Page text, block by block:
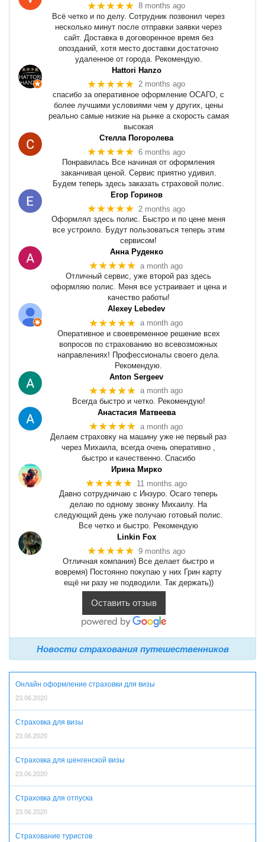
★★★★★ 8 months ago
Всё четко и по делу. Сотрудник позвонил через
несколько минут после отправки заявки через
сайт. Доставка в договоренное время без
опозданий, хотя место доставки достаточно
удаленное от города. Рекомендую.
Hattori Hanzo
★★★★★ 2 months ago
спасибо за оперативное оформление ОСАГО, с
более лучшими условиями чем у других, цены
реально самые низкие на рынке а скорость самая
высокая
Стелла Погоролева
★★★★★ 6 months ago
Понравилась Все начиная от оформления
заканчивая ценой. Сервис приятно удивил.
Будем теперь здесь заказать страховой полис.
Егор Горинов
★★★★★ 2 months ago
Оформлял здесь полис. Быстро и по цене меня
все устроило. Будут пользоваться теперь этим
сервисом!
Анна Руденко
★★★★★ a month ago
Отличный сервис, уже второй раз здесь
оформляю полис. Меня все устраивает и цена и
качество работы!
Alexey Lebedev
★★★★★ a month ago
Оперативное и своевременное решение всех
вопросов по страхованию во всевозможных
направлениях! Профессионалы своего дела.
Рекомендую.
Anton Sergeev
★★★★★ a month ago
Всегда быстро и четко. Рекомендую!
Анастасия Матвеева
★★★★★ a month ago
Делаем страховку на машину уже не первый раз
через Михаила, всегда очень оперативно ,
быстро и качественно. Спасибо
Ирина Мирко
★★★★★ 11 months ago
Давно сотрудничаю с Инзуро. Осаго теперь
делаю по одному звонку Михаилу. На
следующий день уже получаю готовый полис.
Все четко и быстро. Рекомендую
Linkin Fox
★★★★★ 9 months ago
Отличная компания) Все делает быстро и
вовремя) Постоянно покупаю у них Грин карту
ещё ни разу не подводили. Так держать))
Оставить отзыв
Новости страхования путешественников
Онлайн оформление страховки для визы
23.06.2020
Страховка для визы
23.06.2020
Страховка для шенгенской визы
23.06.2020
Страховка для отпуска
23.06.2020
Страхование туристов